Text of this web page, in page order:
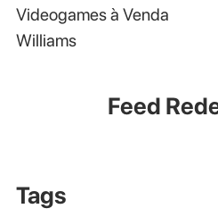
Videogames à Venda
Williams
Feed
Tags